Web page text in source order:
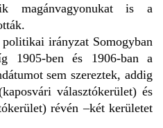
magánvagyonukat is a
irányzat Somogyban
1905-ben és 1906-ban a
sem szereztek, addig
választókerület) és
révén –két kerületet